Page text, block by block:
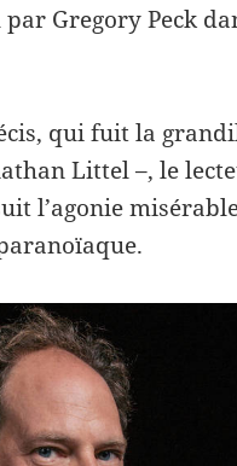
Gregory Peck
qui fuit la
Littel –, le
l’agonie